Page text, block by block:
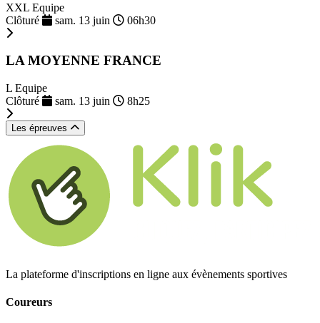
XXL Equipe
Clôturé
sam. 13 juin 06h30
LA MOYENNE FRANCE
L Equipe
Clôturé
sam. 13 juin 8h25
Les épreuves
La plateforme d'inscriptions en ligne aux évènements sportives
Coureurs